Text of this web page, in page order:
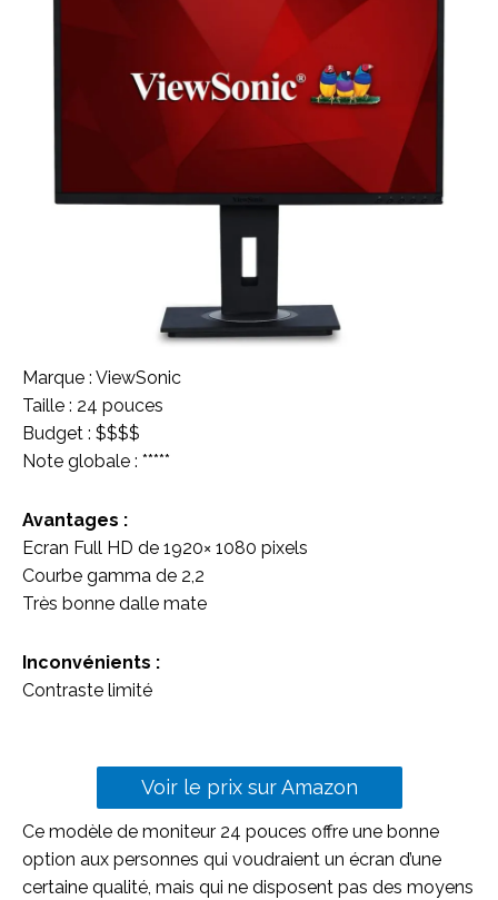
Marque : ViewSonic
Taille : 24 pouces
Budget : $$$$
Note globale : *****
Avantages :
Ecran Full HD de 1920× 1080 pixels
Courbe gamma de 2,2
Très bonne dalle mate
Inconvénients :
Contraste limité
Voir le prix sur Amazon
Ce modèle de moniteur 24 pouces offre une bonne
option aux personnes qui voudraient un écran d’une
certaine qualité, mais qui ne disposent pas des moyens